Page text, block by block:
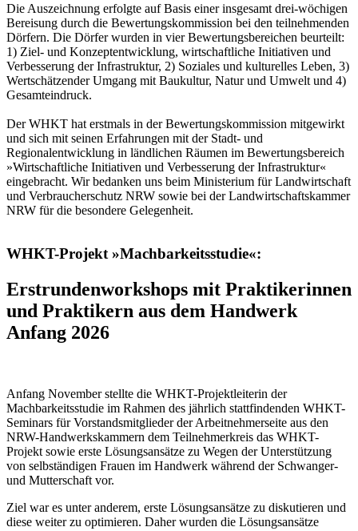
Die Auszeichnung erfolgte auf Basis einer insgesamt drei-wöchigen
Bereisung durch die Bewertungskommission bei den teilnehmenden
Dörfern. Die Dörfer wurden in vier Bewertungsbereichen beurteilt:
1) Ziel- und Konzeptentwicklung, wirtschaftliche Initiativen und
Verbesserung der Infrastruktur, 2) Soziales und kulturelles Leben, 3)
Wertschätzender Umgang mit Baukultur, Natur und Umwelt und 4)
Gesamteindruck.
Der WHKT hat erstmals in der Bewertungskommission mitgewirkt
und sich mit seinen Erfahrungen mit der Stadt- und
Regionalentwicklung in ländlichen Räumen im Bewertungsbereich
»Wirtschaftliche Initiativen und Verbesserung der Infrastruktur«
eingebracht. Wir bedanken uns beim Ministerium für Landwirtschaft
und Verbraucherschutz NRW sowie bei der Landwirtschaftskammer
NRW für die besondere Gelegenheit.
WHKT-Projekt »Machbarkeitsstudie«:
Erstrundenworkshops mit Praktikerinnen
und Praktikern aus dem Handwerk
Anfang 2026
Anfang November stellte die WHKT-Projektleiterin der
Machbarkeitsstudie im Rahmen des jährlich stattfindenden WHKT-
Seminars für Vorstandsmitglieder der Arbeitnehmerseite aus den
NRW-Handwerkskammern dem Teilnehmerkreis das WHKT-
Projekt sowie erste Lösungsansätze zu Wegen der Unterstützung
von selbständigen Frauen im Handwerk während der Schwanger-
und Mutterschaft vor.
Ziel war es unter anderem, erste Lösungsansätze zu diskutieren und
diese weiter zu optimieren. Daher wurden die Lösungsansätze